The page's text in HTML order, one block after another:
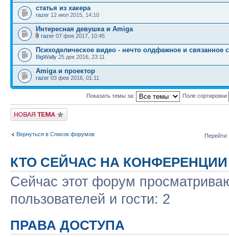
статья из xакера
razer 12 июл 2015, 14:10
Интересная девушка и Amiga
razer 07 фев 2017, 10:45
Психоделическое видео - нечто олдфажное и связанное
BigWally 25 дек 2016, 23:11
Amiga и проектор
razer 03 фев 2016, 01:11
Показать темы за: Поле сортировки
Новая тема
Вернуться в Список форумов Перейти:
КТО СЕЙЧАС НА КОНФЕРЕНЦИИ
Сейчас этот форум
пользователей и гости: 2
ПРАВА ДОСТУПА